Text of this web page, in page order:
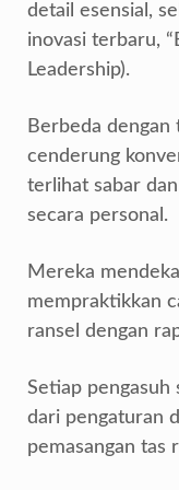
detail esensial,
inovasi terbaru,
Leadership).
Berbeda
cenderung
terlihat sabar
secara personal.
Mereka
mempraktikkan
ransel dengan
Setiap pengasuh
dari pengaturan
pemasangan tas